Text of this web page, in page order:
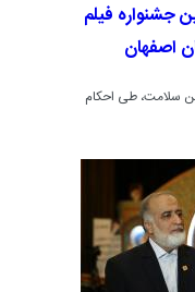
جشنواره فیلم
اصفهان
سلامت، طی احکام
احمدی فر،فضل
دکتر نورالدین
سیاستگذاری
اصفهان منصوب